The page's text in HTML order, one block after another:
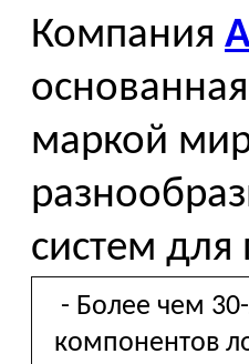
Компания
маркой
систем
- Более чем
компонентов